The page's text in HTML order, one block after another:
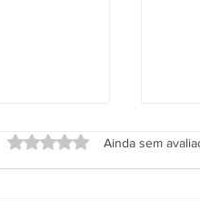
Avaliado com 0 de 5
Ainda sem